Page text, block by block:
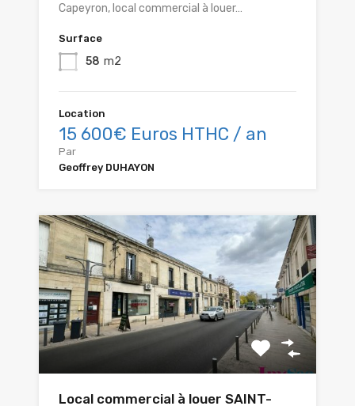
Capeyron, local commercial à louer…
Surface
58 m2
Location
15 600€ Euros HTHC / an
Par
Geoffrey DUHAYON
Local commercial à louer SAINT-